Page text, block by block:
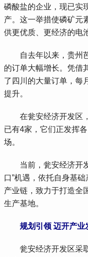
磷酸盐的企业，现已实
产。这一举措使磷矿元
供更优质、更经济的电
自去年以来，贵州芭
的订单大幅增长。凭借
了四川的大量订单，每
提升。
在瓮安经济开发区，
已有4家，它们正发挥
场。
当前，瓮安经济开发
口”机遇，依托自身基
产业链，致力于打造全
生产基地。
规划引领 迈开产业
瓮安经济开发区采取